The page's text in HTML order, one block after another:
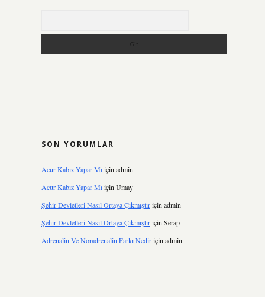
SON YORUMLAR
Acur Kabız Yapar Mıiçin admin
Acur Kabız Yapar Mıiçin Umay
Şehir Devletleri Nasıl Ortaya Çıkmıştıriçin admin
Şehir Devletleri Nasıl Ortaya Çıkmıştıriçin Serap
Adrenalin Ve Noradrenalin Farkı Nediriçin admin